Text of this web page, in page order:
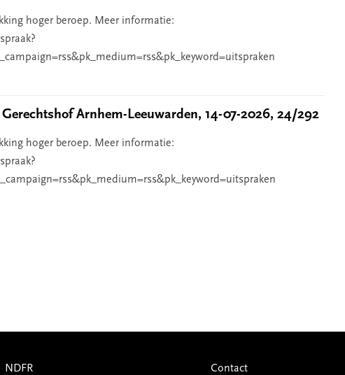
hoger beroep. Meer informatie:
Arnhem-Leeuwarden, 14-07-2026, 24/292
hoger beroep. Meer informatie:
NDFR
Contact